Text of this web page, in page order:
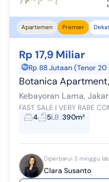
Apartemen Premier
Rp 17,9 Miliar
Rp 88 Jutaan (Tenor 20
Botanica Apartment, Combined Unit, 4+1Br
Kebayoran Lama,
4
5LB:390m²
Diperbarui 3 minggu
Clara Susanto